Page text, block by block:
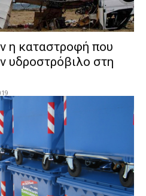
η καταστροφή που
υδροστρόβιλο στη